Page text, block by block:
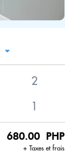
680.00 PHP
+ Taxes et frais